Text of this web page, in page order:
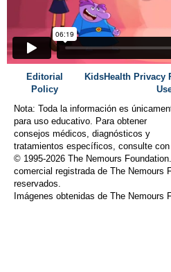
Editorial
Policy
KidsHealth Privacy
Nota: Toda la información es
para uso educativo. Para obtener
consejos médicos, diagnósticos y
tratamientos específicos, consulte
© 1995-2026 The Nemours
comercial registrada de The Nemours
reservados.
Imágenes obtenidas de The Nemours